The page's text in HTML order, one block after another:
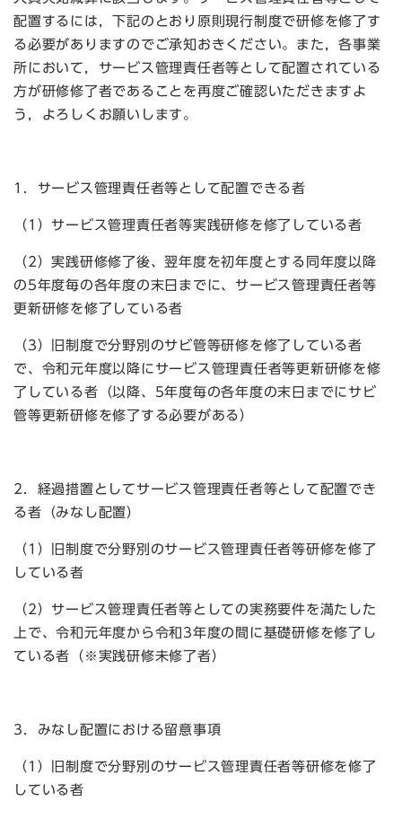
配置するには，下記のとおり原則現行制度で研修を修了す
る必要がありますのでご承知おきください。また，各事業
所において，サービス管理責任者等として配置されている
方が研修修了者であることを再度ご確認いただきますよ
う，よろしくお願いします。
1．サービス管理責任者等として配置できる者
（1）サービス管理責任者等実践研修を修了している者
（2）実践研修修了後、翌年度を初年度とする同年度以降
の5年度毎の各年度の末日までに、サービス管理責任者等
更新研修を修了している者
（3）旧制度で分野別のサビ管等研修を修了している者
で、令和元年度以降にサービス管理責任者等更新研修を修
了している者（以降、5年度毎の各年度の末日までにサビ
管等更新研修を修了する必要がある）
2．経過措置としてサービス管理責任者等として配置でき
る者（みなし配置）
（1）旧制度で分野別のサービス管理責任者等研修を修了
している者
（2）サービス管理責任者等としての実務要件を満たした
上で、令和元年度から令和3年度の間に基礎研修を修了し
ている者（※実践研修未修了者）
3．みなし配置における留意事項
（1）旧制度で分野別のサービス管理責任者等研修を修了
している者